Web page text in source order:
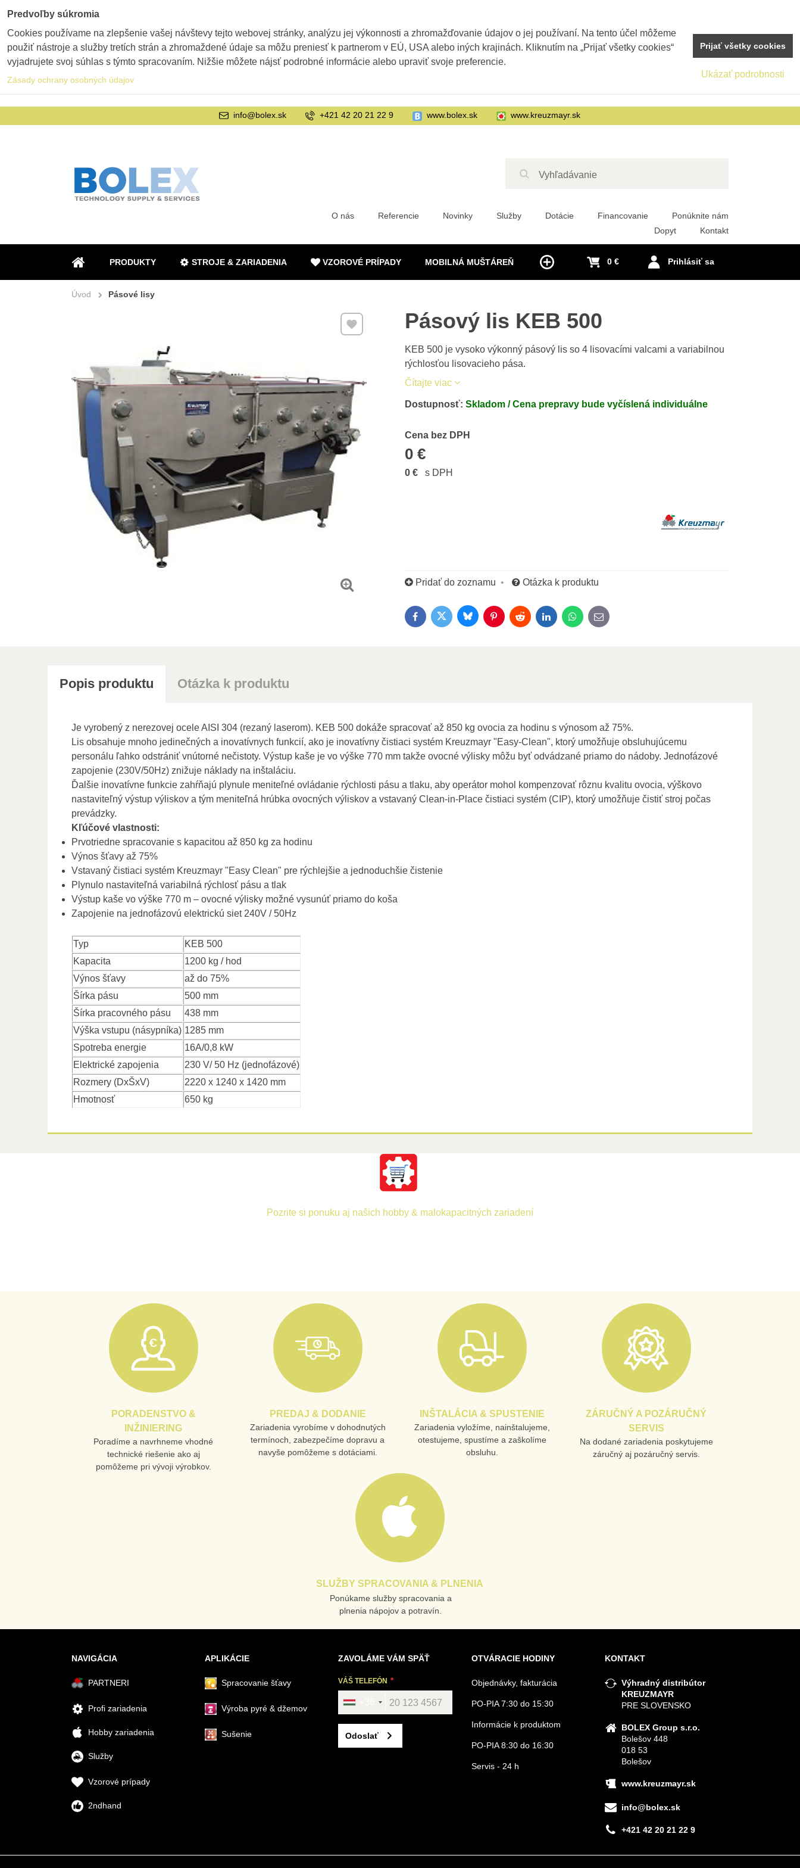
ÚVOD
PRODUKTY STROJE & ZARIADENIA VZOROVÉ PRÍPADY MOBILNÁ MUŠTÁREŇ
O nás Referencie Novinky Služby Dotácie Financovanie
Ponúknite nám
Dopyt
Kontakt
Prihlásiť sa
0 €
info@bolex.sk +421 42 20 21 22 9 www.bolex.sk www.kreuzmayr.sk
Úvod Pásové lisy
Pásový lis KEB 500
KEB 500 je vysoko výkonný pásový lis so 4 lisovacími valcami a variabilnou
rýchlosťou lisovacieho pása.
Čítajte viac
Pridať k Obľúbeným
Dostupnosť: Skladom / Cena prepravy bude vyčíslená individuálne
Cena bez DPH
0 €
Cena s DPH
0 € s DPH
Pridať do zoznamu Otázka k produktu
FacebookTwitterBlueskyPinterestRedditLinkedInWhatsApp
E-mail
Popis produktu Otázka k produktu
Je vyrobený z nerezovej ocele AISI 304 (rezaný laserom). KEB 500 dokáže spracovať až 850 kg ovocia za hodinu s výnosom až 75%.
Lis obsahuje mnoho jedinečných a inovatívnych funkcií, ako je inovatívny čistiaci systém Kreuzmayr "Easy-Clean", ktorý umožňuje obsluhujúcemu
personálu ľahko odstrániť vnútorné nečistoty. Výstup kaše je vo výške 770 mm takže ovocné výlisky môžu byť odvádzané priamo do nádoby. Jednofázové
zapojenie (230V/50Hz) znižuje náklady na inštaláciu.
Ďalšie inovatívne funkcie zahŕňajú plynule meniteľné ovládanie rýchlosti pásu a tlaku, aby operátor mohol kompenzovať rôznu kvalitu ovocia, výškovo
nastaviteľný výstup výliskov a tým meniteľná hrúbka ovocných výliskov a vstavaný Clean-in-Place čistiaci systém (CIP), ktorý umožňuje čistiť stroj počas
prevádzky.
Kľúčové vlastnosti:
Prvotriedne spracovanie s kapacitou až 850 kg za hodinu
Výnos šťavy až 75%
Vstavaný čistiaci systém Kreuzmayr "Easy Clean" pre rýchlejšie a jednoduchšie čistenie
Plynulo nastaviteľná variabilná rýchlosť pásu a tlak
Výstup kaše vo výške 770 m – ovocné výlisky možné vysunúť priamo do koša
Zapojenie na jednofázovú elektrickú siet 240V / 50Hz
Typ
KEB 500
Kapacita
1200 kg / hod
Výnos šťavy
až do 75%
Šírka pásu
500 mm
Šírka pracovného pásu
438 mm
Výška vstupu (násypníka) 1285 mm
Spotreba energie
16A/0,8 kW
Elektrické zapojenia
230 V/ 50 Hz (jednofázové)
Rozmery (DxŠxV)
2220 x 1240 x 1420 mm
Hmotnosť
650 kg
Pozrite si ponuku aj našich hobby & malokapacitných zariadení
PORADENSTVO &
INŽINIERING
Poradíme a navrhneme vhodné
technické riešenie ako aj
pomôžeme pri vývoji výrobkov.
PREDAJ & DODANIE
Zariadenia vyrobíme v dohodnutých
termínoch, zabezpečíme dopravu a
navyše pomôžeme s dotáciami.
INŠTALÁCIA & SPUSTENIE
Zariadenia vyložíme, nainštalujeme,
otestujeme, spustíme a zaškolíme
obsluhu.
ZÁRUČNÝ A POZÁRUČNÝ
SERVIS
Na dodané zariadenia poskytujeme
záručný aj pozáručný servis.
SLUŽBY SPRACOVANIA & PLNENIA
Ponúkame služby spracovania a
plnenia nápojov a potravín.
NAVIGÁCIA
PARTNERI
Profi zariadenia
Hobby zariadenia
Služby
Vzorové prípady
2ndhand
APLIKÁCIE
Spracovanie šťavy
Výroba pyré & džemov
Sušenie
ZAVOLÁME VÁM SPÄŤ
VÁŠ TELEFÓN
Odoslať
OTVÁRACIE HODINY
Objednávky, fakturácia
PO-PIA 7:30 do 15:30
Informácie k produktom
PO-PIA 8:30 do 16:30
Servis - 24 h
KONTAKT
Výhradný distribútor
KREUZMAYR
PRE SLOVENSKO
BOLEX Group s.r.o.
Bolešov 448
018 53
Bolešov
www.kreuzmayr.sk
info@bolex.sk
+421 42 20 21 22 9
Predvoľby súkromia
Cookies používame na zlepšenie vašej návštevy tejto webovej stránky, analýzu jej výkonnosti a zhromažďovanie údajov o jej používaní. Na tento účel môžeme
použiť nástroje a služby tretích strán a zhromaždené údaje sa môžu preniesť k partnerom v EÚ, USA alebo iných krajinách. Kliknutím na „Prijať všetky cookies“
vyjadrujete svoj súhlas s týmto spracovaním. Nižšie môžete nájsť podrobné informácie alebo upraviť svoje preferencie.
Zásady ochrany osobných údajov
Ukázať podrobnosti
Prijať všetky cookies